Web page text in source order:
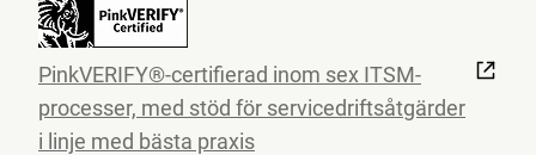
PinkVERIFY®-certifierad inom sex ITSM-
processer, med stöd för servicedriftsåtgärder
i linje med bästa praxis